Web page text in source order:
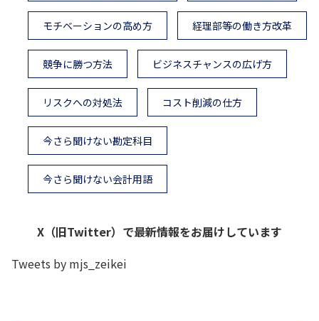
モチベーションの高め方 経理部等の働き方改革
競争に勝つ方法 ビジネスチャンスの広げ方
リスクへの対処法 コスト削減の仕方
今さら聞けない勘定科目
今さら聞けない会計用語
X（旧Twitter）で最新情報をお届けしています
Tweets by mjs_zeikei